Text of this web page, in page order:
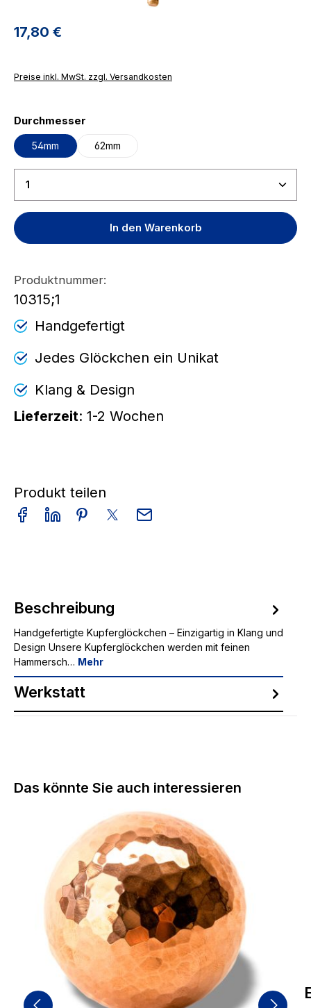
Regulärer Preis:
17,80 €
Preise inkl. MwSt. zzgl. Versandkosten
Durchmesser
54mm 62mm
Produkt Anzahl: Gib den gewünschten Wert ein
In den Warenkorb
Produktnummer:
10315;1
Handgefertigt
Jedes Glöckchen ein Unikat
Klang & Design
Lieferzeit: 1-2 Wochen
Produkt teilen
Beschreibung
Handgefertigte Kupferglöckchen – Einzigartig in Klang und
Design Unsere Kupferglöckchen werden mit feinen
Hammersch… Mehr
Werkstatt
Produktgalerie überspringen
Das könnte Sie auch interessieren